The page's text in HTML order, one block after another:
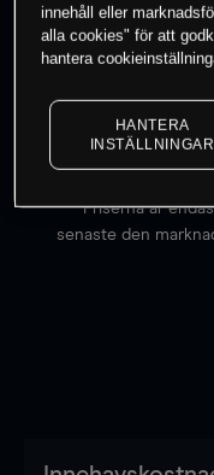
Priserna är
senaste den
innehåll eller
alla cookies" för att
hantera
HANTERA
INSTÄLLNINGAR